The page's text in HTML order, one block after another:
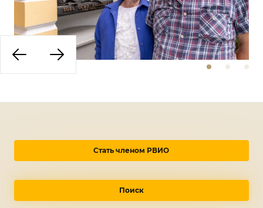
Стать членом РВИО
Поиск